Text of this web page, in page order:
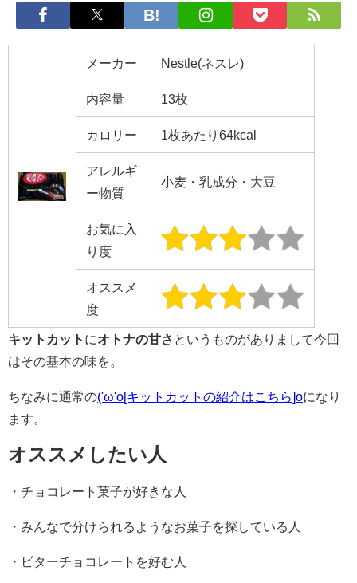
メーカー Nestle(ネスレ)
内容量 13枚
カロリー 1枚あたり64kcal
アレルギ
ー物質
小麦・乳成分・大豆
お気に入
り度
オススメ
度
キットカット にオトナの甘さ というものがありまして今回
はその基本の味を。
ちなみに通常の('ω'o[キットカットの紹介はこちら]oになり
ます。
オススメしたい人
・チョコレート菓子が好きな人
・みんなで分けられるようなお菓子を探している人
・ビターチョコレートを好む人